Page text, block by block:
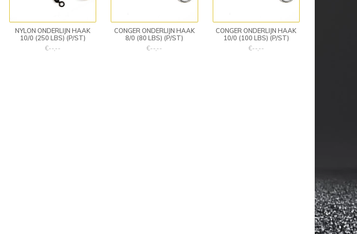
NYLON ONDERLIJN HAAK
10/0 (250 LBS) (P/ST)
€--,--
CONGER ONDERLIJN HAAK
8/0 (80 LBS) (P/ST)
€--,--
CONGER ONDERLIJN HAAK
10/0 (100 LBS) (P/ST)
€--,--